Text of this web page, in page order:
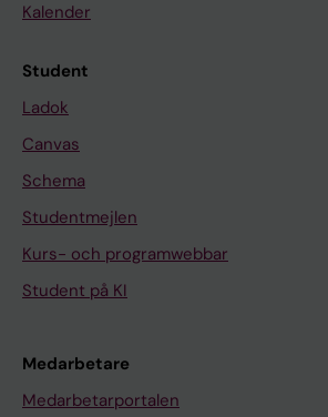
Kalender
Student
Ladok
Canvas
Schema
Studentmejlen
Kurs- och programwebbar
Student på KI
Medarbetare
Medarbetarportalen